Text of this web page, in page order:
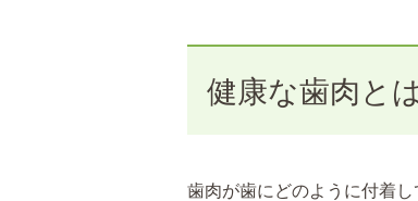
健康な歯肉と
歯肉が歯にどのように付着し